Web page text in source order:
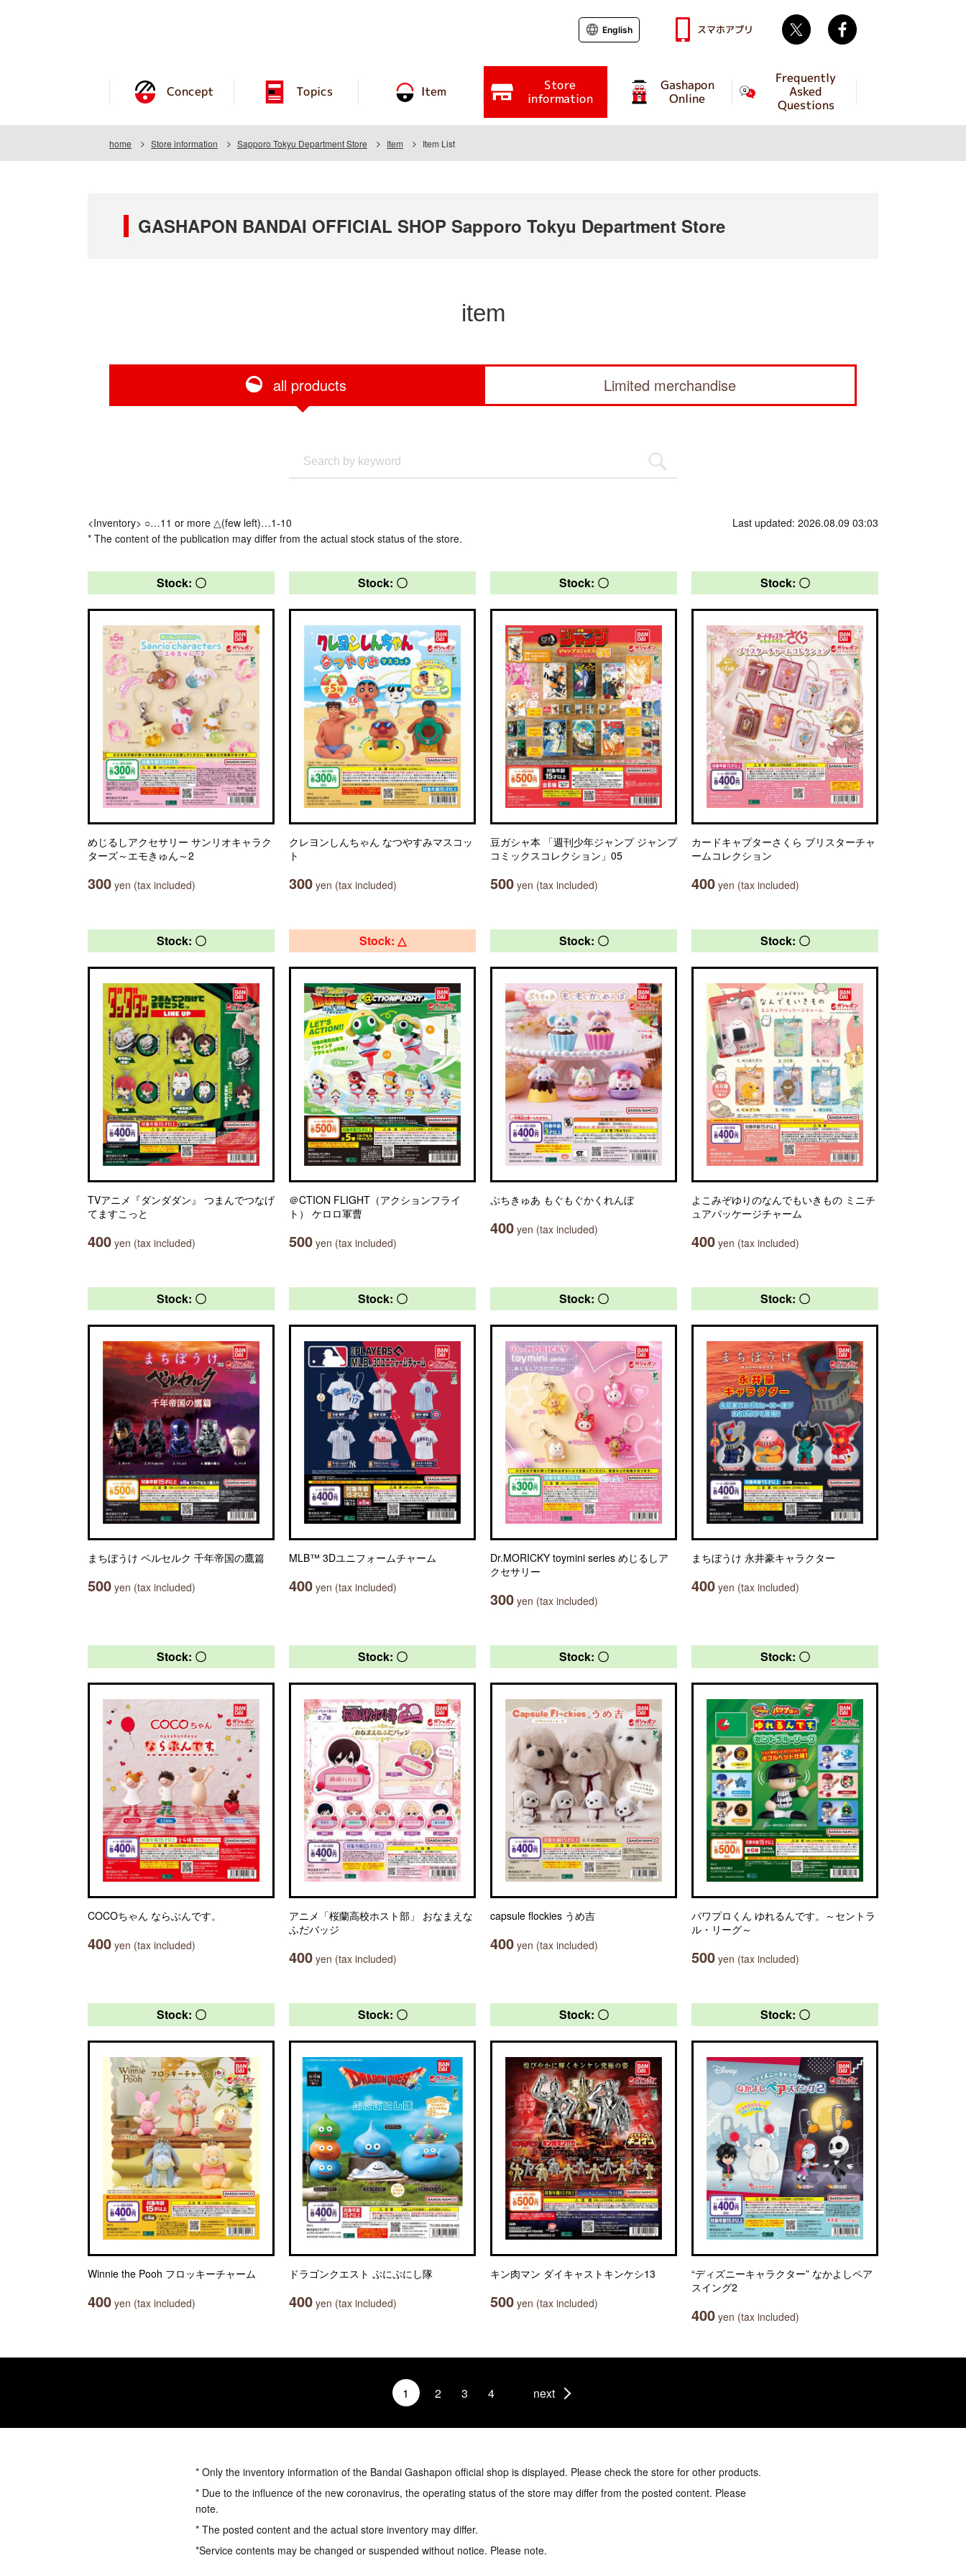
Concept Topics Item Store
information
Gashapon
Online
Frequently
Asked
Questions
English スマホアプリ Twitter
home Store information Sapporo Tokyu Department Store Item Item List
GASHAPON BANDAI OFFICIAL SHOP Sapporo Tokyu Department Store
item
all products Limited merchandise
<Inventory> ○…11 or more △(few left)…1-10
* The content of the publication may differ from the actual stock status of the store.
Last updated: 2026.08.09 03:03
Stock: 〇
めじるしアクセサリー サンリオキャラク
ターズ～エモきゅん～2
300 yen (tax included)
Stock: 〇
クレヨンしんちゃん なつやすみマスコッ
ト
300 yen (tax included)
Stock: 〇
豆ガシャ本 「週刊少年ジャンプ ジャンプ
コミックスコレクション」05
500 yen (tax included)
Stock: 〇
カードキャプターさくら ブリスターチャ
ームコレクション
400 yen (tax included)
Stock: 〇
TVアニメ『ダンダダン』 つまんでつなげ
てますこっと
400 yen (tax included)
Stock: △
＠CTION FLIGHT（アクションフライ
ト） ケロロ軍曹
500 yen (tax included)
Stock: 〇
ぷちきゅあ もぐもぐかくれんぼ
400 yen (tax included)
Stock: 〇
よこみぞゆりのなんでもいきもの ミニチ
ュアパッケージチャーム
400 yen (tax included)
Stock: 〇
まちぼうけ ベルセルク 千年帝国の鷹篇
500 yen (tax included)
Stock: 〇
MLB™ 3Dユニフォームチャーム
400 yen (tax included)
Stock: 〇
Dr.MORICKY toymini series めじるしア
クセサリー
300 yen (tax included)
Stock: 〇
まちぼうけ 永井豪キャラクター
400 yen (tax included)
Stock: 〇
COCOちゃん ならぶんです。
400 yen (tax included)
Stock: 〇
アニメ「桜蘭高校ホスト部」 おなまえな
ふだバッジ
400 yen (tax included)
Stock: 〇
capsule flockies うめ吉
400 yen (tax included)
Stock: 〇
パワプロくん ゆれるんです。～セントラ
ル・リーグ～
500 yen (tax included)
Stock: 〇
Winnie the Pooh フロッキーチャーム
400 yen (tax included)
Stock: 〇
ドラゴンクエスト ぷにぷにし隊
400 yen (tax included)
Stock: 〇
キン肉マン ダイキャストキンケシ13
500 yen (tax included)
Stock: 〇
“ディズニーキャラクター” なかよしペア
スイング2
400 yen (tax included)
1 2 3 4 next
* Only the inventory information of the Bandai Gashapon official shop is displayed. Please check the store for other products.
* Due to the influence of the new coronavirus, the operating status of the store may differ from the posted content. Please
note.
* The posted content and the actual store inventory may differ.
*Service contents may be changed or suspended without notice. Please note.